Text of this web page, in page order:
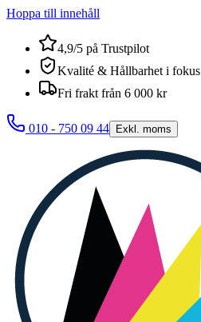
Hoppa till innehåll
4,9/5 på Trustpilot
Kvalité & Hållbarhet i fokus
Fri frakt från 6 000 kr
010 - 750 09 44 Exkl. moms